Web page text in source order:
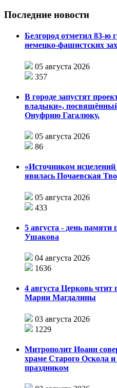
Последние новости
Белгород отметил 83-ю
немецко-фашистских
05 августа 2026
357
В городе запустят
владыки»,
Онуфрию Гагалюку.
05 августа 2026
86
«Источником
явилась Почаевская
05 августа 2026
433
5 августа - день памяти
Ушакова
04 августа 2026
1636
4 августа Церковь чтит
Марии Магдалины
03 августа 2026
1229
Митрополит Иоанн
храме Старого Оскола и
праздником